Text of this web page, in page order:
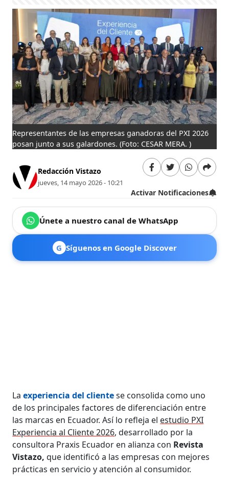
Representantes de las empresas ganadoras del PXI 2026
posan junto a sus galardones. (Foto: CESAR MERA. )
Redacción Vistazo
jueves, 14 mayo 2026 - 10:21
Activar Notificaciones
Únete a nuestro canal de WhatsApp
G Síguenos en Google Discover
Laexperiencia del clientese consolida como uno
de los principales factores de diferenciación entre
las marcas en Ecuador. Así lo refleja el estudio PXI
Experiencia al Cliente 2026, desarrollado por la
consultora Praxis Ecuador en alianza con Revista
Vistazo, que identificó a las empresas con mejores
prácticas en servicio y atención al consumidor.